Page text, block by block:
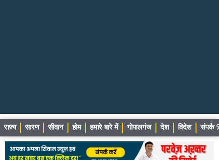
राज्य सारण सीवान होम हमारे बारे में गोपालगंज देश विदेश संपर्क